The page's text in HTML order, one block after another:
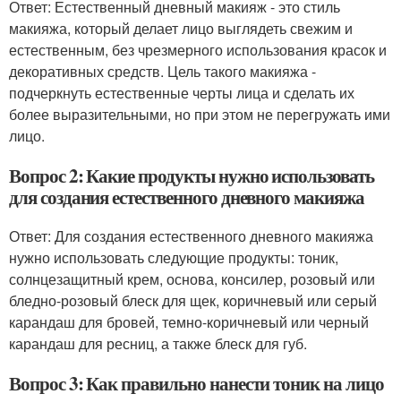
Ответ: Естественный дневный макияж - это стиль
макияжа, который делает лицо выглядеть свежим и
естественным, без чрезмерного использования красок и
декоративных средств. Цель такого макияжа -
подчеркнуть естественные черты лица и сделать их
более выразительными, но при этом не перегружать ими
лицо.
Вопрос 2: Какие продукты нужно использовать
для создания естественного дневного макияжа
Ответ: Для создания естественного дневного макияжа
нужно использовать следующие продукты: тоник,
солнцезащитный крем, основа, консилер, розовый или
бледно-розовый блеск для щек, коричневый или серый
карандаш для бровей, темно-коричневый или черный
карандаш для ресниц, а также блеск для губ.
Вопрос 3: Как правильно нанести тоник на лицо